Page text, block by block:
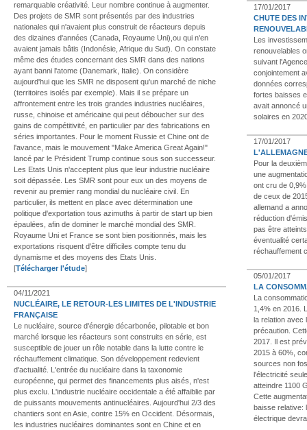
remarquable créativité. Leur nombre continue à augmenter.
Des projets de SMR sont présentés par des industries
nationales qui n'avaient plus construit de réacteurs depuis
des dizaines d'années (Canada, Royaume Uni),ou qui n'en
avaient jamais bâtis (Indonésie, Afrique du Sud). On constate
même des études concernant des SMR dans des nations
ayant banni l'atome (Danemark, Italie). On considère
aujourd'hui que les SMR ne disposent qu'un marché de niche
(territoires isolés par exemple). Mais il se prépare un
affrontement entre les trois grandes industries nucléaires,
russe, chinoise et américaine qui peut déboucher sur des
gains de compétitivité, en particulier par des fabrications en
séries importantes. Pour le moment Russie et Chine ont de
l'avance, mais le mouvement "Make America Great Again!"
lancé par le Président Trump continue sous son successeur.
Les Etats Unis n'acceptent plus que leur industrie nucléaire
soit dépassée. Les SMR sont pour eux un des moyens de
revenir au premier rang mondial du nucléaire civil. En
particulier, ils mettent en place avec détermination une
politique d'exportation tous azimuths à partir de start up bien
épaulées, afin de dominer le marché mondial des SMR.
Royaume Uni et France se sont bien positionnés, mais les
exportations risquent d'être difficiles compte tenu du
dynamisme et des moyens des Etats Unis.
[Télécharger l'étude]
04/11/2021
NUCLÉAIRE, LE RETOUR-LES LIMITES DE L'INDUSTRIE
FRANÇAISE
Le nucléaire, source d'énergie décarbonée, pilotable et bon
marché lorsque les réacteurs sont construits en série, est
susceptible de jouer un rôle notable dans la lutte contre le
réchauffement climatique. Son développement redevient
d'actualité. L'entrée du nucléaire dans la taxonomie
européenne, qui permet des financements plus aisés, n'est
plus exclu. L'industrie nucléaire occidentale a été affaiblie par
de puissants mouvements antinucléaires. Aujourd'hui 2/3 des
chantiers sont en Asie, contre 15% en Occident. Désormais,
les industries nucléaires dominantes sont en Chine et en
17/01/2017
CHUTE DES
Les
renouvelables
suivant
conjointement
données
fortes baisses
avait annoncé
solaires en
17/01/2017
Pour la
une
ont cru de
de ceux de
allemand a
réduction
pas être
éventualité
réchauffement
05/01/2017
LA
La
1,4% en 2016.
la relation avec
précaution.
2017. Il est
2015 à 60%,
sources non
l'électricité
atteindre 1100
Cette
baisse relative:
électrique